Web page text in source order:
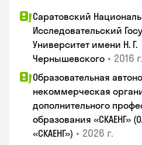
Саратовский
Исследовательский
Университет имени Н. Г.
Чернышевского • 2016 г.
Образовательная
некоммерческая
дополнительного
образования «СКАЕНГ»
«СКАЕНГ») • 2026 г.